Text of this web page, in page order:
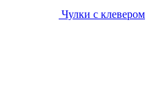
Чулки с клевером